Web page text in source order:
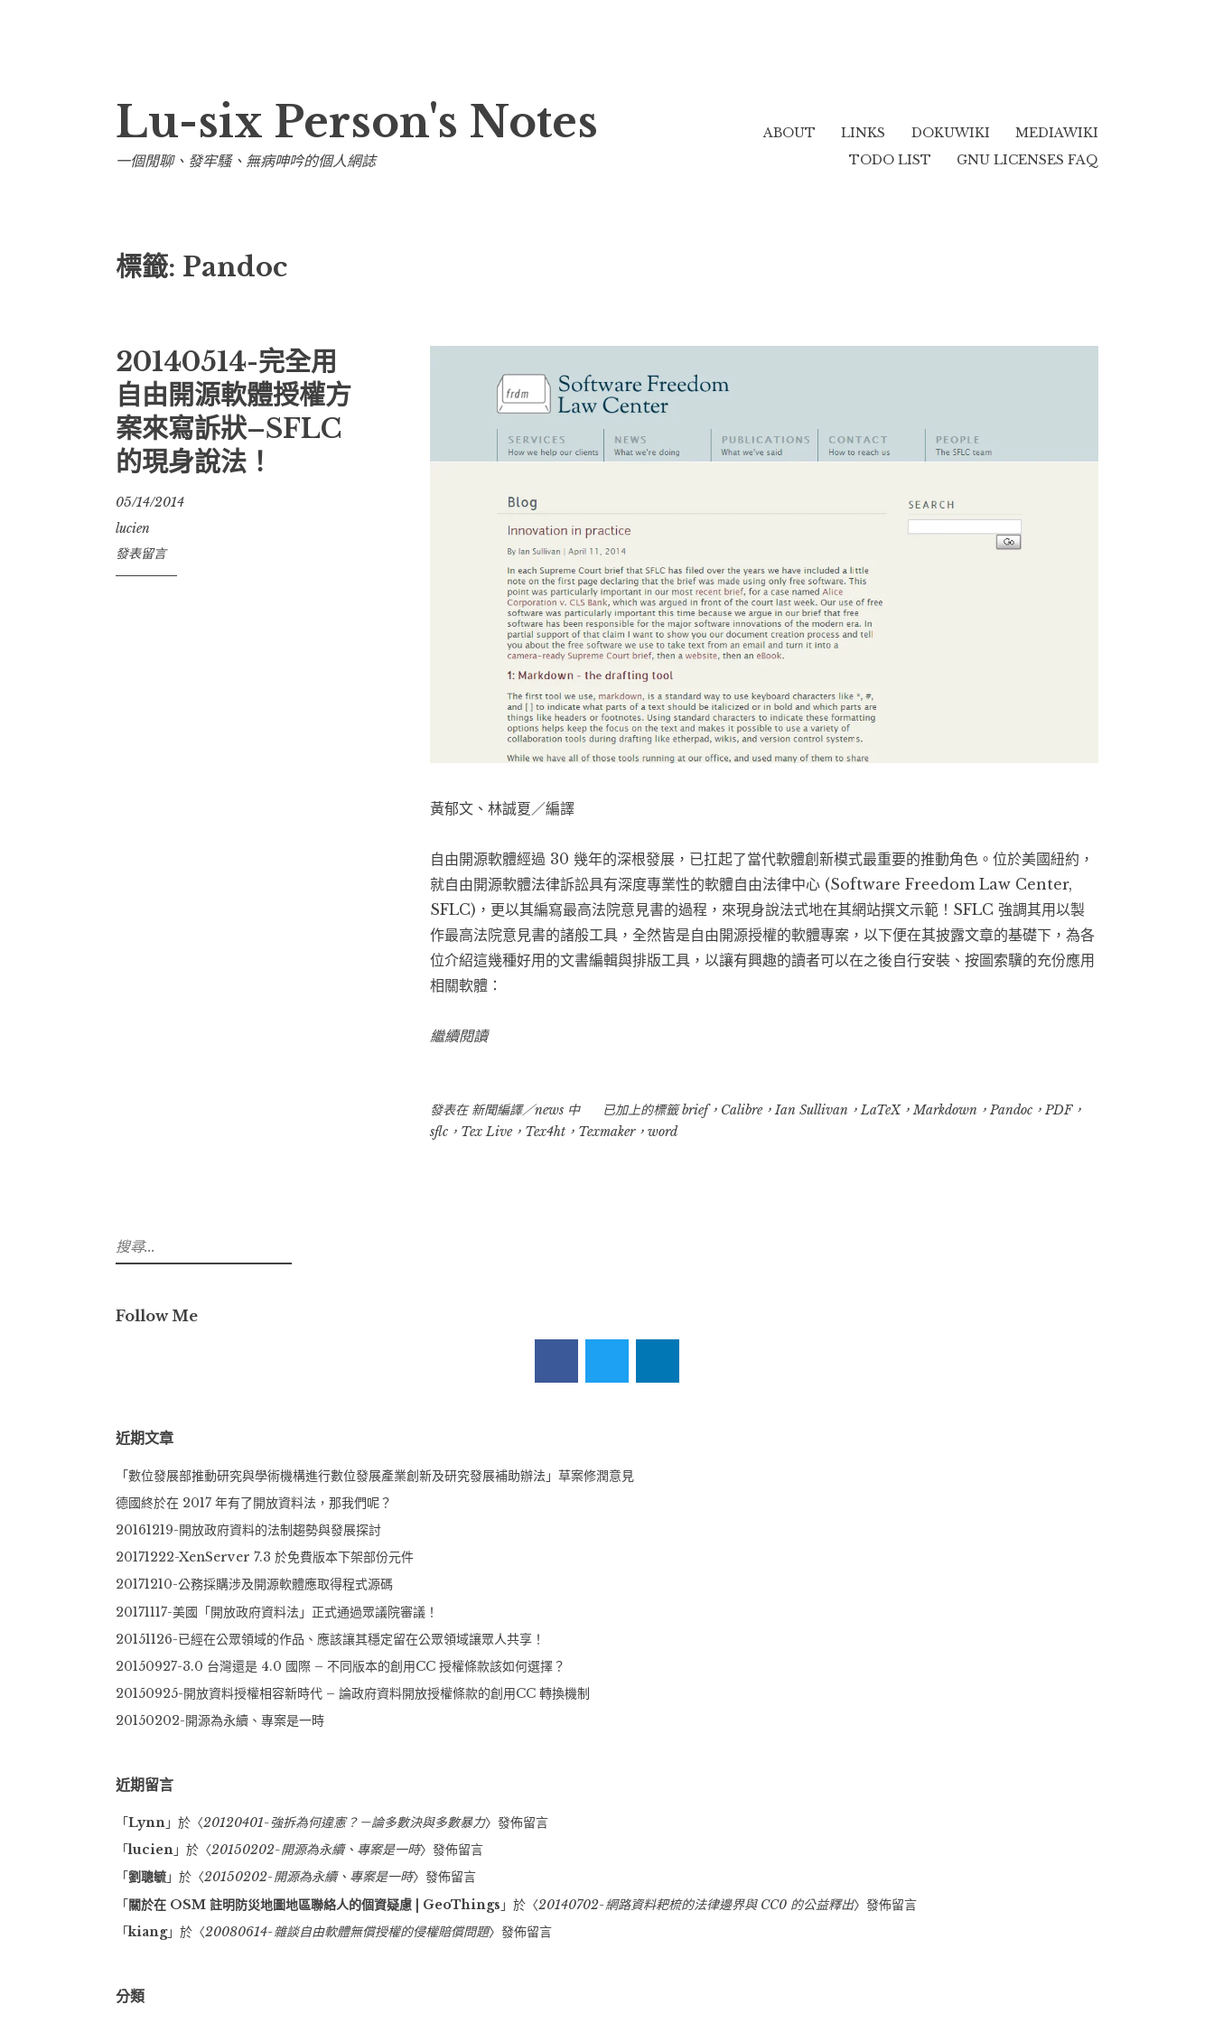
至
內
容
Lu-six Person's Notes
一個閒聊、發牢騷、無病呻吟的個人網誌
ABOUT LINKS DOKUWIKI
MEDIAWIKI
TODO LIST
GNU LICENSES FAQ
標籤: Pandoc
20140514-完全用
自由開源軟體授權方
案來寫訴狀–SFLC
的現身說法！
05/14/2014
lucien
發表留言
黃郁文、林誠夏／編譯
自由開源軟體經過 30 幾年的深根發展，已扛起了當代軟體創新模式最重要的推動角色。位於美國紐約，
就自由開源軟體法律訴訟具有深度專業性的軟體自由法律中心 (Software Freedom Law Center,
SFLC)，更以其編寫最高法院意見書的過程，來現身說法式地在其網站撰文示範！SFLC 強調其用以製
作最高法院意見書的諸般工具，全然皆是自由開源授權的軟體專案，以下便在其披露文章的基礎下，為各
位介紹這幾種好用的文書編輯與排版工具，以讓有興趣的讀者可以在之後自行安裝、按圖索驥的充份應用
相關軟體：
繼續閱讀“20140514-
用
自
法！”
發表在新聞編譯／news 中 已加上的標籤brief， Calibre，Ian Sullivan ，LaTeX，Markdown ， Pandoc， PDF，
sflc ， Tex Live， Tex4ht ， Texmaker，word
搜
尋
鍵
Follow Me
近期文章
「數位發展部推動研究與學術機構進行數位發展產業創新及研究發展補助辦法」草案修潤意見
德國終於在 2017 年有了開放資料法，那我們呢？
20161219-開放政府資料的法制趨勢與發展探討
20171222-XenServer 7.3 於免費版本下架部份元件
20171210-公務採購涉及開源軟體應取得程式源碼
20171117-美國「開放政府資料法」正式通過眾議院審議！
20151126-已經在公眾領域的作品、應該讓其穩定留在公眾領域讓眾人共享！
20150927-3.0 台灣還是 4.0 國際 – 不同版本的創用CC 授權條款該如何選擇？
20150925-開放資料授權相容新時代 – 論政府資料開放授權條款的創用CC 轉換機制
20150202-開源為永續、專案是一時
近期留言
「Lynn」於〈20120401-強拆為何違憲？－論多數決與多數暴力〉發佈留言
「lucien」於〈20150202-開源為永續、專案是一時〉發佈留言
「劉聰毓」於〈20150202-開源為永續、專案是一時〉發佈留言
「關於在 OSM 註明防災地圖地區聯絡人的個資疑慮 | GeoThings 」於〈20140702-網路資料耙梳的法律邊界與 CC0 的公益釋出〉發佈留言
「kiang」於〈20080614-雜談自由軟體無償授權的侵權賠償問題〉發佈留言
分類